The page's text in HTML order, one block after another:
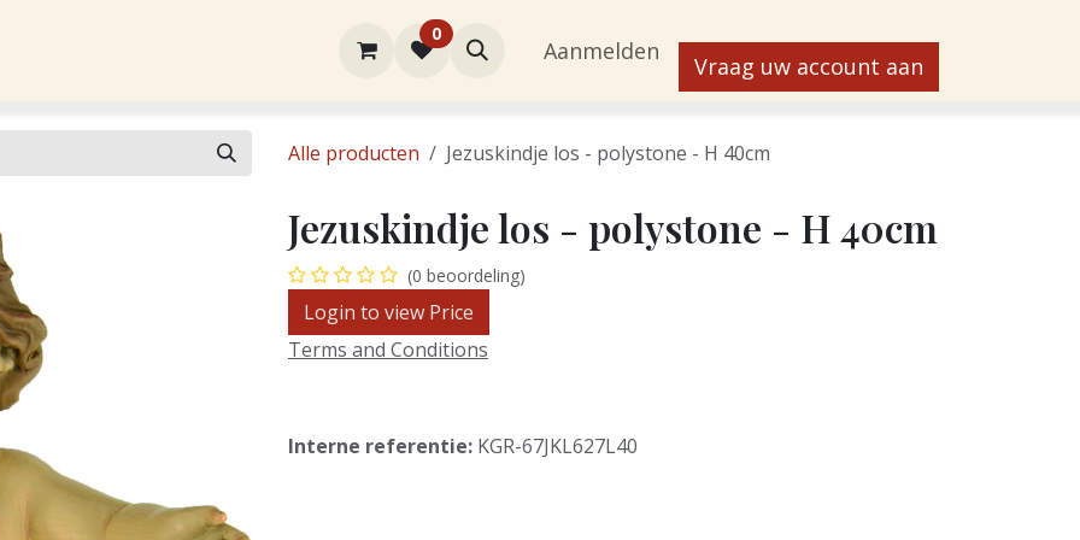
Contact
0
Aanmelden
Vraag uw account aan
Alle producten Jezuskindje los - polystone - H 40cm
Jezuskindje los - polystone - H 40cm
(0 beoordeling)
Login to view Price
Terms and Conditions
Interne referentie: KGR-67JKL627L40